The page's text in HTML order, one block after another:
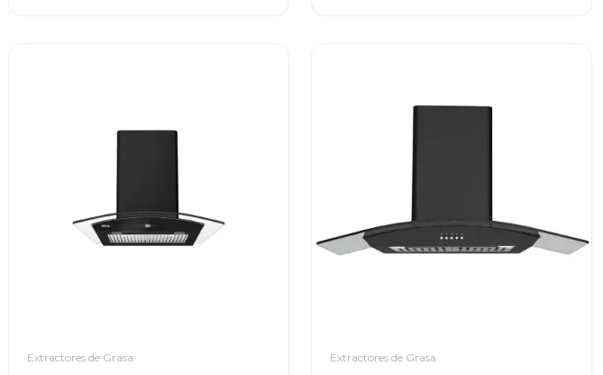
Extractores de Grasa Extractores de Grasa